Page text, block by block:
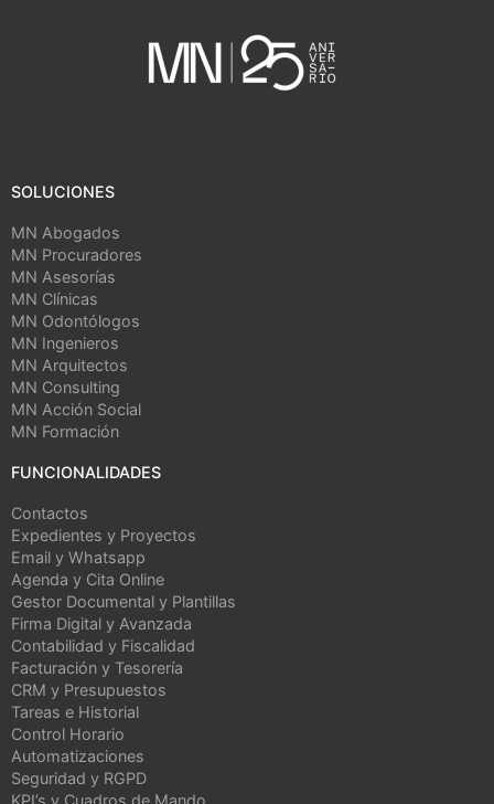
SOLUCIONES
MN Abogados
MN Procuradores
MN Asesorías
MN Clínicas
MN Odontólogos
MN Ingenieros
MN Arquitectos
MN Consulting
MN Acción Social
MN Formación
FUNCIONALIDADES
Contactos
Expedientes y Proyectos
Email y Whatsapp
Agenda y Cita Online
Gestor Documental y Plantillas
Firma Digital y Avanzada
Contabilidad y Fiscalidad
Facturación y Tesorería
CRM y Presupuestos
Tareas e Historial
Control Horario
Automatizaciones
Seguridad y RGPD
KPI’s y Cuadros de Mando